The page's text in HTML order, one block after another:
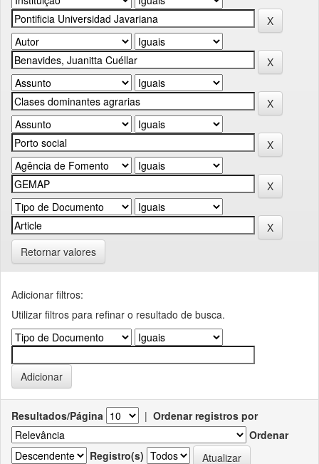
Retornar valores
Adicionar filtros:
Utilizar filtros para refinar o resultado de busca.
Resultados/Página | Ordenar registros por
Ordenar
Registro(s)